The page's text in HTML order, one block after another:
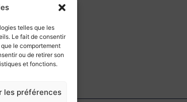
telles que les
Le fait de consentir
le comportement
ou de retirer son
et fonctions.
les préférences